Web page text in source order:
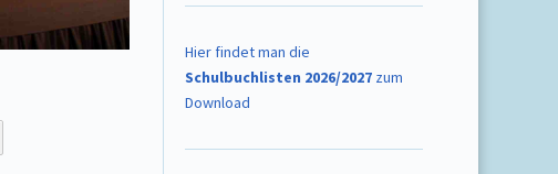
Hier findet man die
Schulbuchlisten 2026/2027 zum
Download